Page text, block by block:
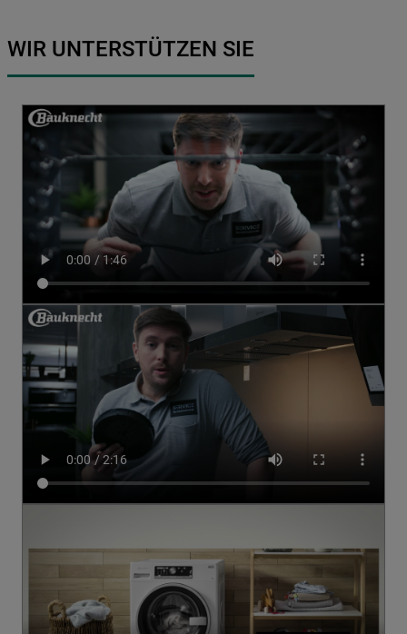
WIR UNTERSTÜTZEN SIE